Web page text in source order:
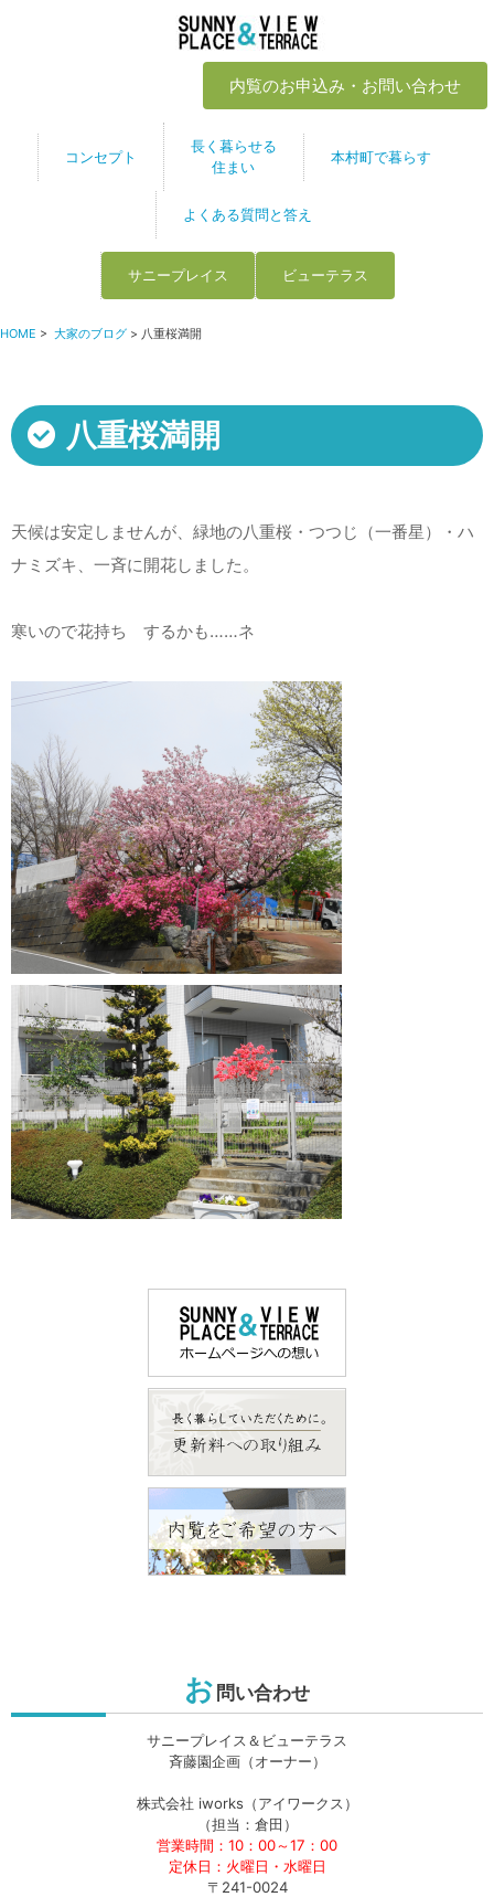
内覧のお申込み・お問い合わせ
コンセプト
長く暮らせる
住まい
本村町で暮らす
よくある質問と答え
サニープレイス ビューテラス
HOME > 大家のブログ > 八重桜満開
八重桜満開
天候は安定しませんが、緑地の八重桜・つつじ（一番星）・ハ
ナミズキ、一斉に開花しました。
寒いので花持ち するかも……ネ
お 問い合わせ
サニープレイス＆ビューテラス
斉藤園企画（オーナー）
株式会社 iworks（アイワークス）
（担当：倉田）
営業時間：10：00～17：00
定休日：火曜日・水曜日
〒241-0024